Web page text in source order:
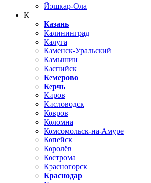
Йошкар-Ола
К
Казань
Калининград
Калуга
Каменск-Уральский
Камышин
Каспийск
Кемерово
Керчь
Киров
Кисловодск
Ковров
Коломна
Комсомольск-на-Амуре
Копейск
Королёв
Кострома
Красногорск
Краснодар